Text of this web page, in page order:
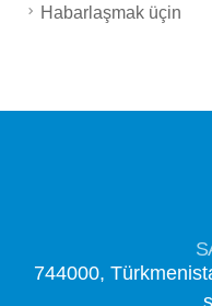
Habarlaşmak üçin
744000,